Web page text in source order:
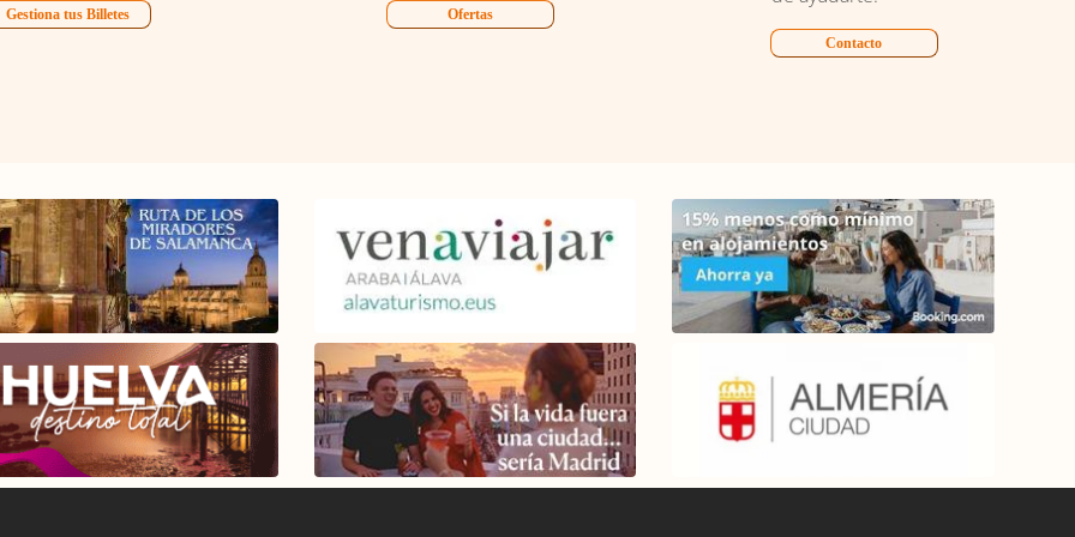
Gestiona tus Billetes Ofertas
Contacto